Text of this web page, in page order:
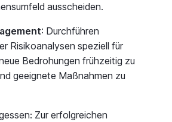
ausscheiden.
: Durchführen
Risikoanalysen speziell für
Bedrohungen frühzeitig zu
geeignete Maßnahmen zu
Zur erfolgreichen